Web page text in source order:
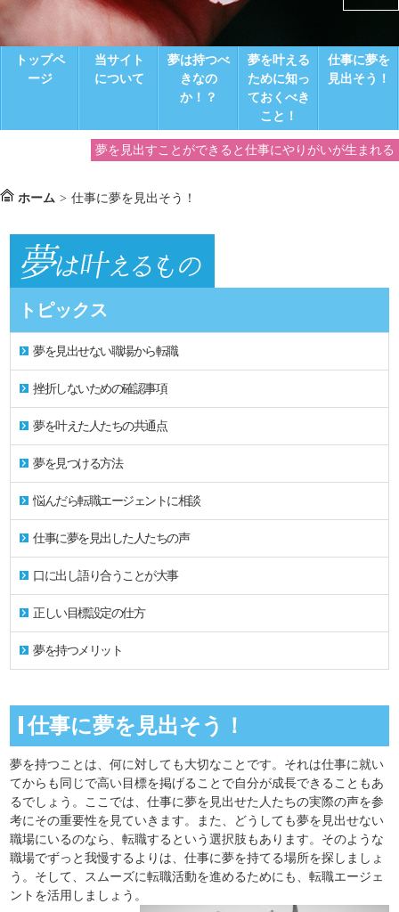
トップペ
ージ
当サイト
について
夢は持つべ
きなの
か！？
夢を叶える
ために知っ
ておくべき
こと！
仕事に夢を
見出そう！
夢を見出すことができると仕事にやりがいが生まれる
ホーム > 仕事に夢を見出そう！
トピックス
夢を見出せない職場から転職
挫折しないための確認事項
夢を叶えた人たちの共通点
夢を見つける方法
悩んだら転職エージェントに相談
仕事に夢を見出した人たちの声
口に出し語り合うことが大事
正しい目標設定の仕方
夢を持つメリット
仕事に夢を見出そう！
夢を持つことは、何に対しても大切なことです。それは仕事に就い
てからも同じで高い目標を掲げることで自分が成長できることもあ
るでしょう。ここでは、仕事に夢を見出せた人たちの実際の声を参
考にその重要性を見ていきます。また、どうしても夢を見出せない
職場にいるのなら、転職するという選択肢もあります。そのような
職場でずっと我慢するよりは、仕事に夢を持てる場所を探しましょ
う。そして、スムーズに転職活動を進めるためにも、転職エージェ
ントを活用しましょう。